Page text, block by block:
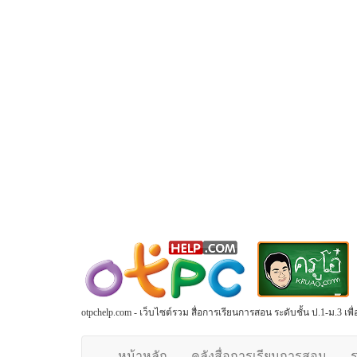
otpchelp.com - เว็บไซต์รวม สื่อการเรียนการสอน ระดับชั้น ป.1-ม.3 เ